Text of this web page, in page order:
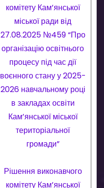
комітету Кам’янської
міської ради від
27.08.2025 №459 “Про
організацію освітнього
процесу під час дії
воєнного стану у 2025-
2026 навчальному році
в закладах освіти
Кам’янської міської
територіальної
громади”
Рішення виконавчого
комітету Кам’янської